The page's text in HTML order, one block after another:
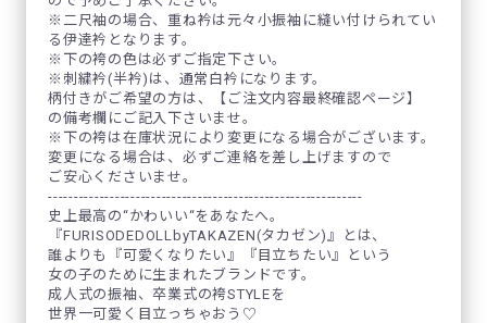
※二尺袖の場合、重ね衿は元々小振袖に縫い付けられてい
る伊達衿となります。
※下の袴の色は必ずご指定下さい。
※刺繍衿(半衿)は、通常白衿になります。
柄付きがご希望の方は、【ご注文内容最終確認ページ】
の備考欄にご記入下さいませ。
※下の袴は在庫状況により変更になる場合がございます。
変更になる場合は、必ずご連絡を差し上げますので
ご安心くださいませ。
-------------------------------------------------------------
史上最高の“かわいい“をあなたへ。
『FURISODEDOLLbyTAKAZEN(タカゼン)』とは、
誰よりも『可愛くなりたい』『目立ちたい』という
女の子のために生まれたブランドです。
成人式の振袖、卒業式の袴STYLEを
世界一可愛く目立っちゃおう♡